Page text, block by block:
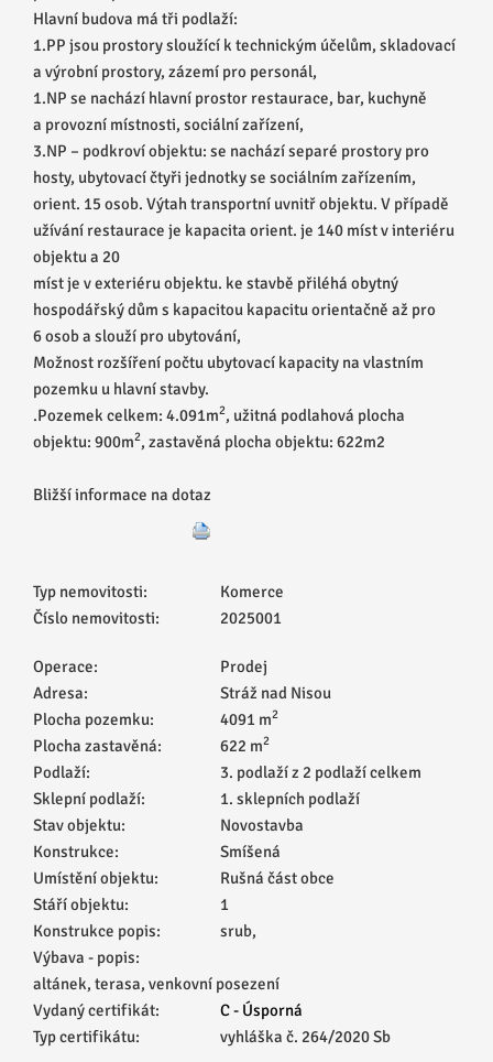
Hlavní budova má tři podlaží:
1.PP jsou prostory sloužící k technickým účelům, skladovací
a výrobní prostory, zázemí pro personál,
1.NP se nachází hlavní prostor restaurace, bar, kuchyně
a provozní místnosti, sociální zařízení,
3.NP – podkroví objektu: se nachází separé prostory pro
hosty, ubytovací čtyři jednotky se sociálním zařízením,
orient. 15 osob. Výtah transportní uvnitř objektu. V případě
užívání restaurace je kapacita orient. je 140 míst v interiéru
objektu a 20
míst je v exteriéru objektu. ke stavbě přiléhá obytný
hospodářský dům s kapacitou kapacitu orientačně až pro
6 osob a slouží pro ubytování,
Možnost rozšíření počtu ubytovací kapacity na vlastním
pozemku u hlavní stavby.
.Pozemek celkem: 4.091m2, užitná podlahová plocha
objektu: 900m2, zastavěná plocha objektu: 622m2
Bližší informace na dotaz
Typ nemovitosti:
Komerce
Číslo nemovitosti:
2025001
Operace:
Prodej
Adresa:
Stráž nad Nisou
Plocha pozemku:
4091 m2
Plocha zastavěná: 622 m2
Podlaží:
3. podlaží z 2 podlaží celkem
Sklepní podlaží:
1. sklepních podlaží
Stav objektu:
Novostavba
Konstrukce:
Smíšená
Umístění objektu:
Rušná část obce
Stáří objektu:
1
Konstrukce popis:
srub,
Výbava - popis:
altánek, terasa, venkovní posezení
Vydaný certifikát:
C - Úsporná
Typ certifikátu:
vyhláška č. 264/2020 Sb